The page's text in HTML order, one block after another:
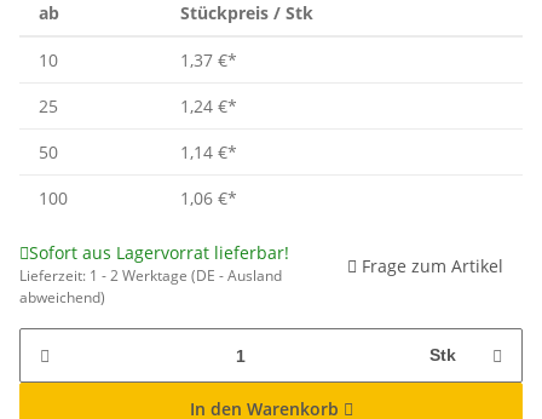
ab
Stückpreis / Stk
10 1,37 €*
25
1,24 €*
50
1,14 €*
100
1,06 €*
Sofort aus Lagervorrat lieferbar!
Lieferzeit: 1 - 2 Werktage (DE - Ausland
abweichend)
Frage zum Artikel
Stk
In den Warenkorb